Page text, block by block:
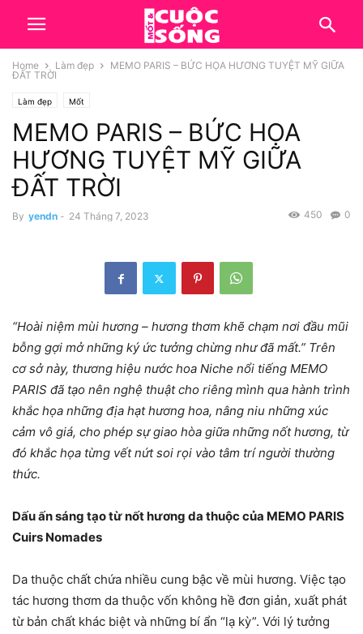
Home Làm đẹp
MEMO PARIS – BỨC HỌA HƯƠNG TUYỆT MỸ GIỮA
ĐẤT TRỜI
Làm đẹp Mốt
MEMO PARIS – BỨC HỌA
HƯƠNG TUYỆT MỸ GIỮA
ĐẤT TRỜI
By yendn - 24 Tháng 7, 2023 0
450
“Hoài niệm mùi hương – hương thơm khẽ chạm nơi đầu mũi
bỗng gợi mở những ký ức tưởng chừng như đã mất.” Trên
cơ sở này, thương hiệu nước hoa Niche nổi tiếng MEMO
PARIS đã tạo nên nghệ thuật cho riêng mình qua hành trình
khắc họa những địa hạt hương hoa, nâng niu những xúc
cảm vô giá, cho phép sự giao hòa giữa những nốt hương, từ
đó khắc họa từng vết nứt soi rọi vào tâm trí người thường
thức.
Dấu ấn sáng tạo từ nốt hương da thuộc của MEMO PARIS
Cuirs Nomades
Da thuộc chất chứa nhiều cung bậc về mùi hương. Việc tạo
tác hương thơm da thuộc vốn không hề đơn giản, xuất phát
từ bản chất khác biệt và những bí ẩn “lạ kỳ”. Với lý tưởng